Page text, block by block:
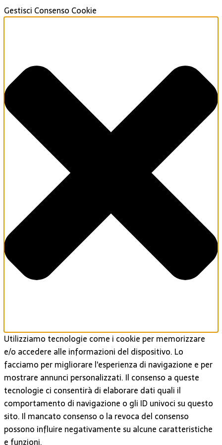
Gestisci Consenso Cookie
Utilizziamo tecnologie come i cookie per memorizzare
e/o accedere alle informazioni del dispositivo. Lo
facciamo per migliorare l'esperienza di navigazione e per
mostrare annunci personalizzati. Il consenso a queste
tecnologie ci consentirà di elaborare dati quali il
comportamento di navigazione o gli ID univoci su questo
sito. Il mancato consenso o la revoca del consenso
possono influire negativamente su alcune caratteristiche
e funzioni.